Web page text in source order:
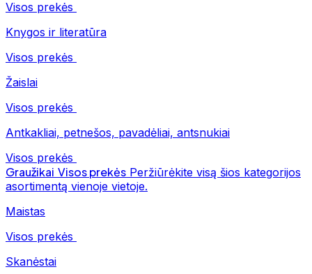
Visos prekės
Knygos ir literatūra
Visos prekės
Žaislai
Visos prekės
Antkakliai, petnešos, pavadėliai, antsnukiai
Visos prekės
Graužikai Visos prekės Peržiūrėkite visą šios kategorijos
asortimentą vienoje vietoje.
Maistas
Visos prekės
Skanėstai